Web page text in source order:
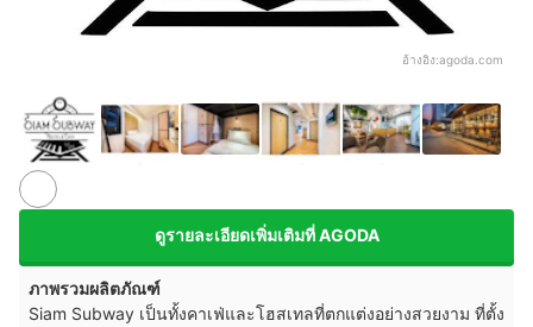
อ้างอิง:agoda.com
ดูรายละเอียดเพิ่มเติมที่ AGODA
ภาพรวมผลิตภัณฑ์
Siam Subway เป็นทั้งคาเฟ่และโฮสเทลที่ตกแต่งอย่างสวยงาม ที่ตั้ง